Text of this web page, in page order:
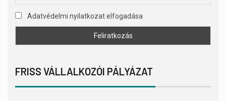
Adatvédelmi nyilatkozat elfogadása
FRISS VÁLLALKOZÓI PÁLYÁZAT